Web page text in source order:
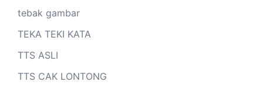
tebak gambar
TEKA TEKI KATA
TTS ASLI
TTS CAK LONTONG